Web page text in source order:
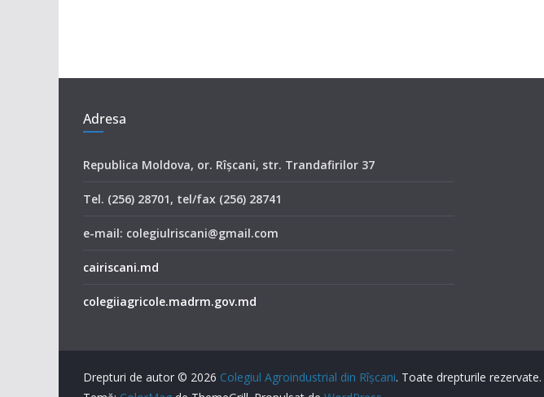
Adresa
Republica Moldova, or. Rîşcani, str. Trandafirilor 37
Tel. (256) 28701, tel/fax (256) 28741
e-mail: colegiulriscani@gmail.com
cairiscani.md
colegiiagricole.madrm.gov.md
Drepturi de autor © 2026 Colegiul Agroindustrial din Rîşcani. Toate drepturile rezervate.